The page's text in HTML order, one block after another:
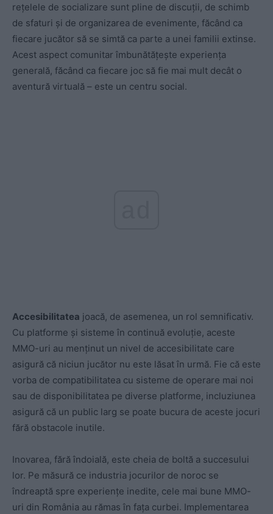
rețelele de socializare sunt pline de discuții, de schimb
de sfaturi și de organizarea de evenimente, făcând ca
fiecare jucător să se simtă ca parte a unei familii extinse.
Acest aspect comunitar îmbunătățește experiența
generală, făcând ca fiecare joc să fie mai mult decât o
aventură virtuală – este un centru social.
Accesibilitatea joacă, de asemenea, un rol semnificativ.
Cu platforme și sisteme în continuă evoluție, aceste
MMO-uri au menținut un nivel de accesibilitate care
asigură că niciun jucător nu este lăsat în urmă. Fie că este
vorba de compatibilitatea cu sisteme de operare mai noi
sau de disponibilitatea pe diverse platforme, incluziunea
asigură că un public larg se poate bucura de aceste jocuri
fără obstacole inutile.
Inovarea, fără îndoială, este cheia de boltă a succesului
lor. Pe măsură ce industria jocurilor de noroc se
îndreaptă spre experiențe inedite, cele mai bune MMO-
uri din România au rămas în fața curbei. Implementarea